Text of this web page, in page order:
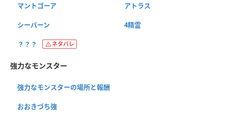
マントゴーア アトラス
シーバーン 4精霊
？？？ ネタバレ
強力なモンスター
強力なモンスターの場所と報酬
おおきづち強